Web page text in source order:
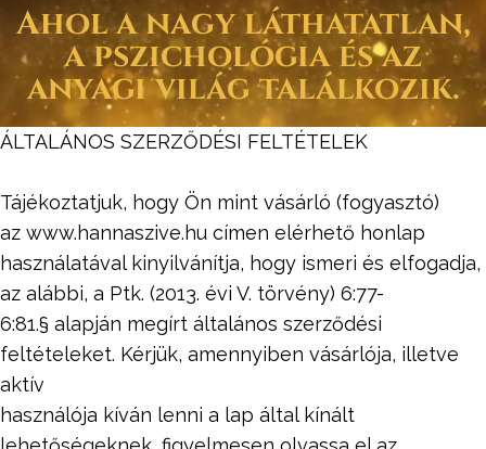
Ahol a nagy láthatatlan,
a pszichológia és az
anyagi világ találkozik.
ÁLTALÁNOS SZERZŐDÉSI FELTÉTELEK
Tájékoztatjuk, hogy Ön mint vásárló (fogyasztó)
az www.hannaszive.hu címen elérhető honlap
használatával kinyilvánítja, hogy ismeri és elfogadja,
az alábbi, a Ptk. (2013. évi V. törvény) 6:77-
6:81.§ alapján megírt általános szerződési
feltételeket. Kérjük, amennyiben vásárlója, illetve
aktív
használója kíván lenni a lap által kínált